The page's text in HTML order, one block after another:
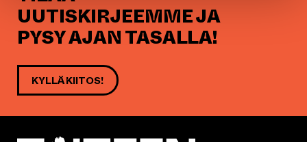
UUTISKIRJEEMME JA
PYSY AJAN TASALLA!
KYLLÄ KIITOS!